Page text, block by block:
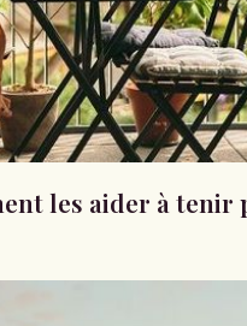
les aider à